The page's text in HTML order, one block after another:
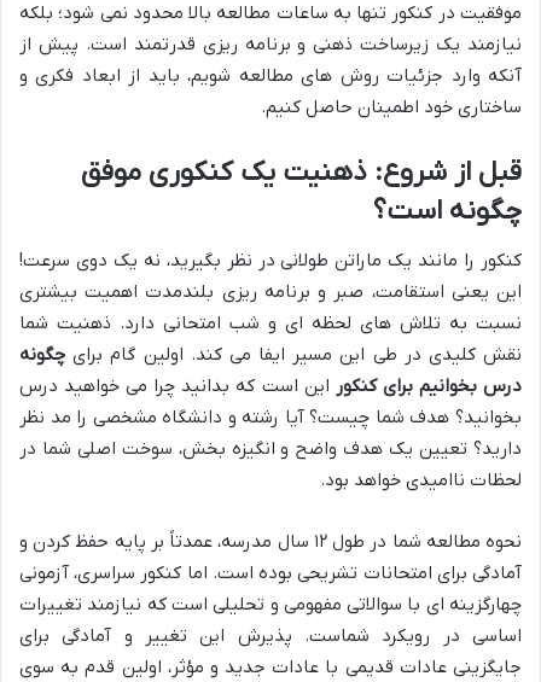
موفقیت در کنکور تنها به ساعات مطالعه بالا محدود نمی شود؛ بلکه
نیازمند یک زیرساخت ذهنی و برنامه ریزی قدرتمند است. پیش از
آنکه وارد جزئیات روش های مطالعه شویم، باید از ابعاد فکری و
ساختاری خود اطمینان حاصل کنیم.
قبل از شروع: ذهنیت یک کنکوری موفق
چگونه است؟
کنکور را مانند یک ماراتن طولانی در نظر بگیرید، نه یک دوی سرعت!
این یعنی استقامت، صبر و برنامه ریزی بلندمدت اهمیت بیشتری
نسبت به تلاش های لحظه ای و شب امتحانی دارد. ذهنیت شما
نقش کلیدی در طی این مسیر ایفا می کند. اولین گام برای چگونه
درس بخوانیم برای کنکور این است که بدانید چرا می خواهید درس
بخوانید؟ هدف شما چیست؟ آیا رشته و دانشگاه مشخصی را مد نظر
دارید؟ تعیین یک هدف واضح و انگیزه بخش، سوخت اصلی شما در
لحظات ناامیدی خواهد بود.
نحوه مطالعه شما در طول ۱۲ سال مدرسه، عمدتاً بر پایه حفظ کردن و
آمادگی برای امتحانات تشریحی بوده است. اما کنکور سراسری، آزمونی
چهارگزینه ای با سوالاتی مفهومی و تحلیلی است که نیازمند تغییرات
اساسی در رویکرد شماست. پذیرش این تغییر و آمادگی برای
جایگزینی عادات قدیمی با عادات جدید و مؤثر، اولین قدم به سوی